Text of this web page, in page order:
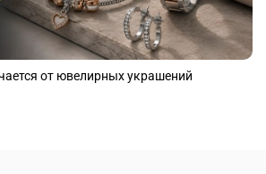
от ювелирных украшений